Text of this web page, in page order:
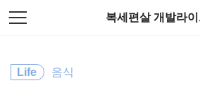
본
문
가
복세편살 개발라
Life 음식
색